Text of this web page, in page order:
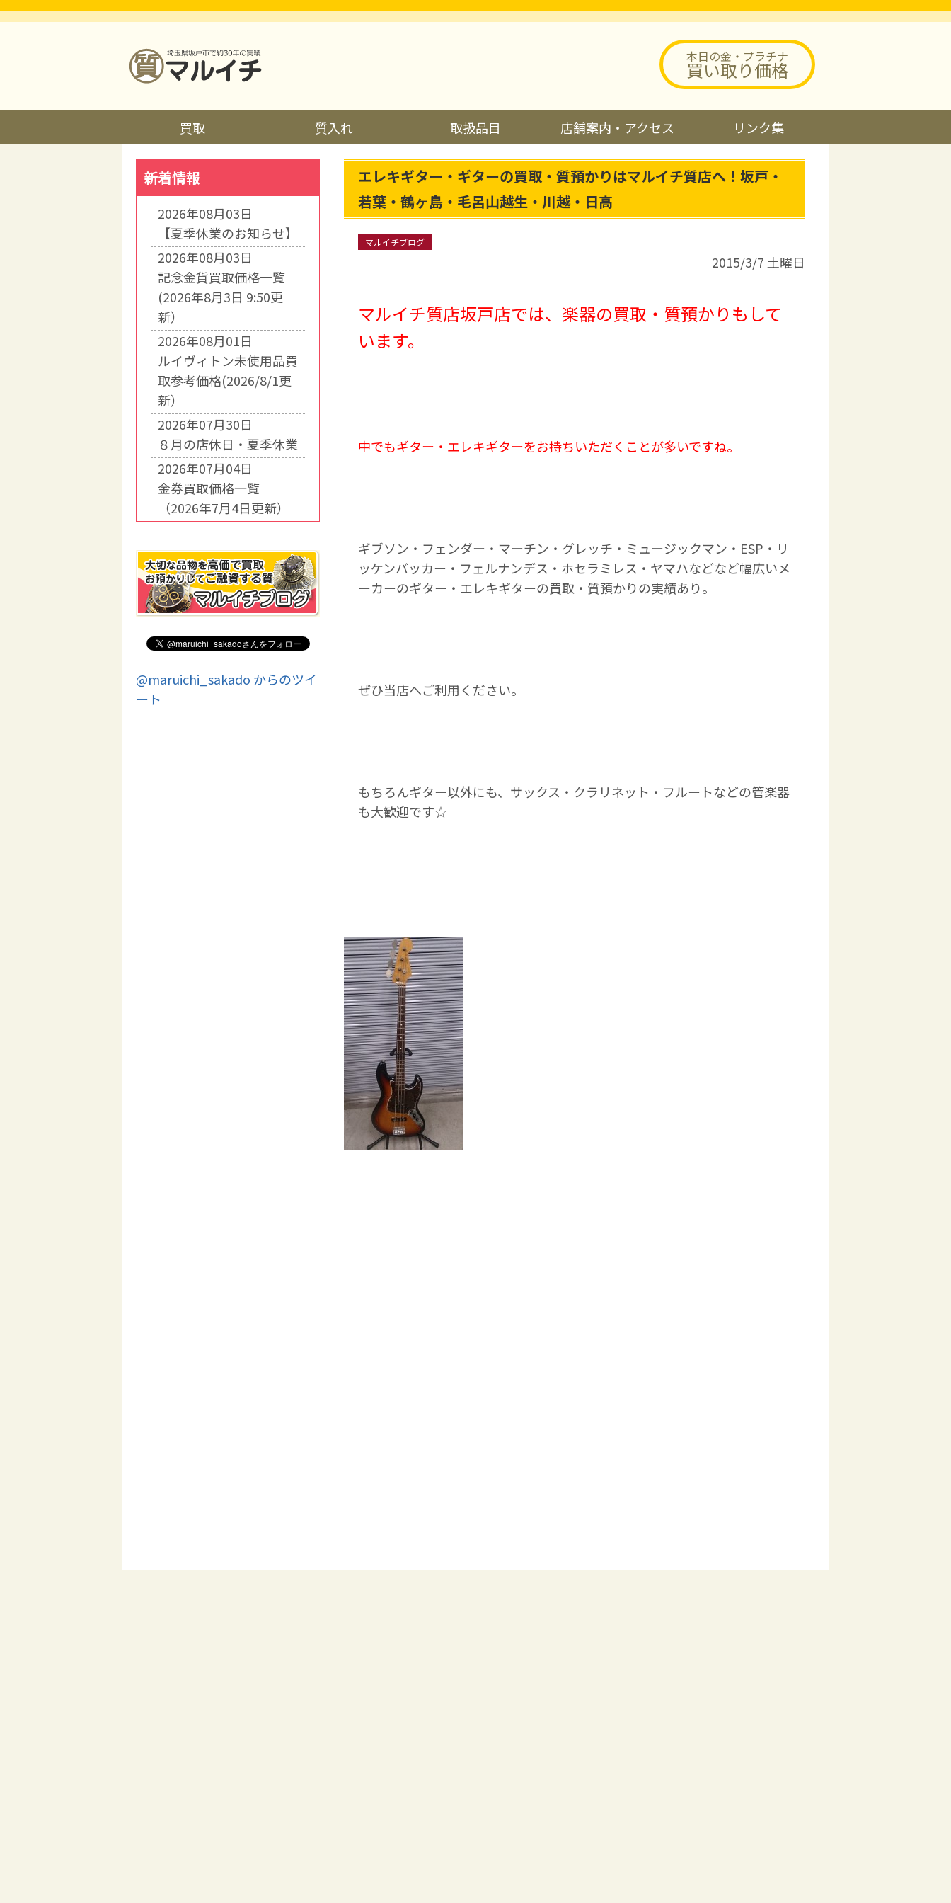
本日の金・プラチナ
買い取り価格
買取 質入れ 取扱品目 店舗案内・アクセス リンク集
エレキギター・ギターの買取・質預かりはマルイチ質店へ！坂戸・
若葉・鶴ヶ島・毛呂山越生・川越・日高
マルイチブログ
2015/3/7 土曜日
マルイチ質店坂戸店では、楽器の買取・質預かりもして
います。
中でもギター・エレキギターをお持ちいただくことが多いですね。
ギブソン・フェンダー・マーチン・グレッチ・ミュージックマン・ESP・リ
ッケンバッカー・フェルナンデス・ホセラミレス・ヤマハなどなど幅広いメ
ーカーのギター・エレキギターの買取・質預かりの実績あり。
ぜひ当店へご利用ください。
もちろんギター以外にも、サックス・クラリネット・フルートなどの管楽器
も大歓迎です☆
新着情報
2026年08月03日
【夏季休業のお知らせ】
2026年08月03日
記念金貨買取価格一覧
(2026年8月3日 9:50更
新）
2026年08月01日
ルイヴィトン未使用品買
取参考価格(2026/8/1更
新）
2026年07月30日
８月の店休日・夏季休業
2026年07月04日
金券買取価格一覧
（2026年7月4日更新）
@maruichi_sakado からのツイ
ート